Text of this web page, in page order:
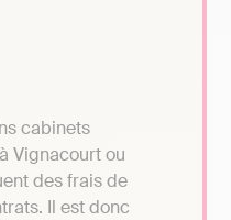
cabinets
Vignacourt ou
des frais de
Il est donc